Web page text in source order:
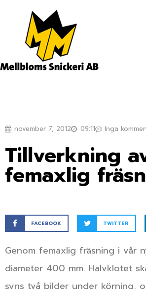
innehåll
november 7, 2012 09:11 Inga
Tillverkning
femaxlig
FACEBOOK TWITTER
Genom femaxlig fräsning i vår
diameter 400 mm. Halvklotet
syns två bilder under körning,